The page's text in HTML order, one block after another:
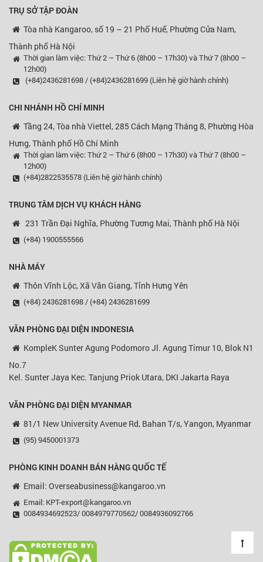
TRỤ SỞ TẬP ĐOÀN
Tòa nhà Kangaroo, số 19 – 21 Phố Huế, Phường Cửa Nam,
Thành phố Hà Nội
Thời gian làm việc: Thứ 2 – Thứ 6 (8h00 – 17h30) và Thứ 7 (8h00 –
12h00)
(+84)2436281698 / (+84)2436281699 (Liên hệ giờ hành chính)
CHI NHÁNH HỒ CHÍ MINH
Tầng 24, Tòa nhà Viettel, 285 Cách Mạng Tháng 8, Phường Hòa
Hưng, Thành phố Hồ Chí Minh
Thời gian làm việc: Thứ 2 – Thứ 6 (8h00 – 17h30) và Thứ 7 (8h00 –
12h00)
(+84)2822535578 (Liên hệ giờ hành chính)
TRUNG TÂM DỊCH VỤ KHÁCH HÀNG
231 Trần Đại Nghĩa, Phường Tương Mai, Thành phố Hà Nội
(+84) 1900555566
NHÀ MÁY
Thôn Vĩnh Lộc, Xã Văn Giang, Tỉnh Hưng Yên
(+84) 2436281698 / (+84) 2436281699
VĂN PHÒNG ĐẠI DIỆN INDONESIA
KompleK Sunter Agung Podomoro Jl. Agung Timur 10, Blok N1
No.7
Kel. Sunter Jaya Kec. Tanjung Priok Utara, DKI Jakarta Raya
VĂN PHÒNG ĐẠI DIỆN MYANMAR
81/1 New University Avenue Rd, Bahan T/s, Yangon, Myanmar
(95) 9450001373
PHÒNG KINH DOANH BÁN HÀNG QUỐC TẾ
Email: Overseabusiness@kangaroo.vn
Email: KPT-export@kangaroo.vn
0084934692523/ 0084979770562/ 0084936092766